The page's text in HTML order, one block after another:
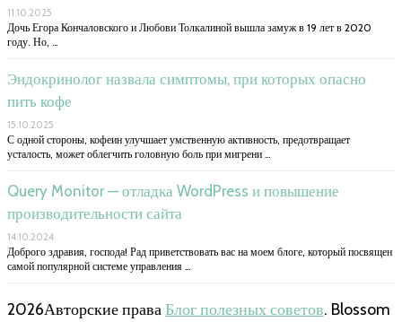
11.10.2025
Дочь Егора Кончаловского и Любови Толкалиной вышла замуж в 19 лет в 2020
году. Но, …
Эндокринолог назвала симптомы, при которых опасно
пить кофе
15.10.2025
С одной стороны, кофеин улучшает умственную активность, предотвращает
усталость, может облегчить головную боль при мигрени …
Query Monitor — отладка WordPress и повышение
производительности сайта
14.10.2024
Доброго здравия, господа! Рад приветствовать вас на моем блоге, который посвящен
самой популярной системе управления …
2026Авторские праваБлог полезных советов. Blossom